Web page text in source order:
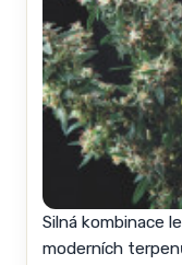
Silná kombinace
moderních